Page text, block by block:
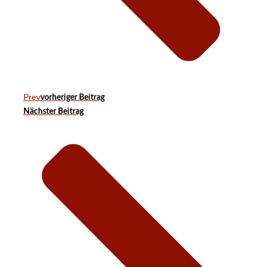
Prevvorheriger Beitrag
Nächster Beitrag